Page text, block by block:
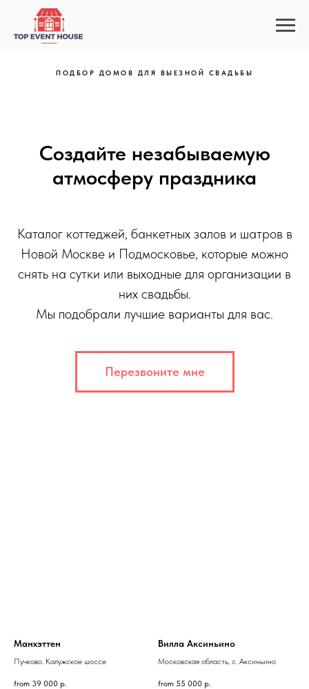
ПОДБОР ДОМОВ ДЛЯ ВЫЕЗНОЙ СВАДЬБЫ
Создайте незабываемую
атмосферу праздника
Каталог коттеджей, банкетных залов и шатров в
Новой Москве и Подмосковье, которые можно
снять на сутки или выходные для организации в
них свадьбы.
Мы подобрали лучшие варианты для вас.
Перезвоните мне
Манхэттен
Пучково. Калужское шоссе
from 39 000 р.
Вилла Аксиньино
Московская область, с. Аксиньино
from 55 000 р.